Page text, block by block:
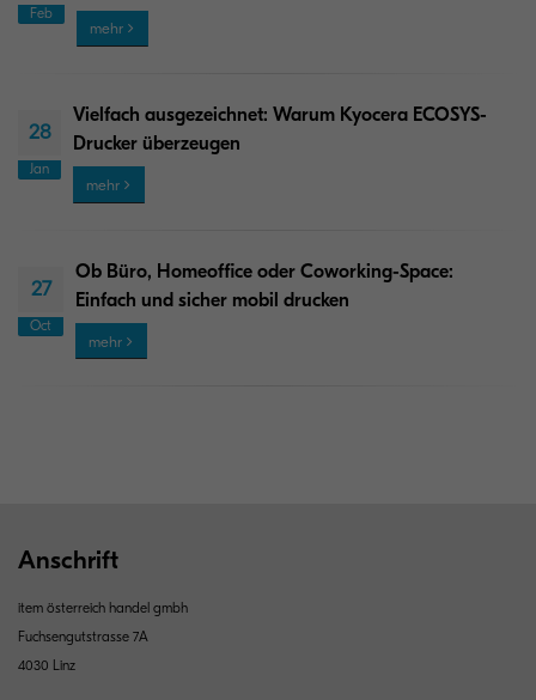
Feb
mehr
28
Jan
Vielfach ausgezeichnet: Warum Kyocera ECOSYS-
Drucker überzeugen
mehr
27
Oct
Ob Büro, Homeoffice oder Coworking-Space:
Einfach und sicher mobil drucken
mehr
Anschrift
item österreich handel gmbh
Fuchsengutstrasse 7A
4030 Linz